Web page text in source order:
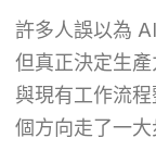
許多人誤以為
但真正決定生
與現有工作流
個方向走了一大